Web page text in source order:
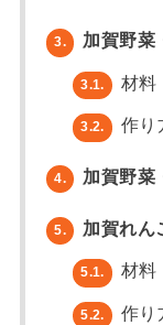
3. 加賀野菜
3.1. 材料
3.2. 作り
4. 加賀野菜
5. 加賀れん
5.1. 材料
5.2. 作り